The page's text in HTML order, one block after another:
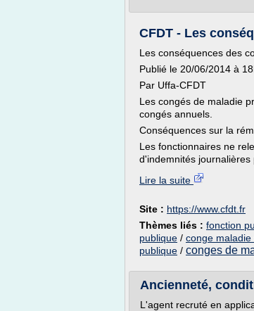
CFDT - Les
Les conséquences des
Publié le 20/06/2014 à
Par Uffa-CFDT
Les congés de maladie
congés annuels.
Conséquences sur la
Les fonctionnaires ne
d'indemnités journalières
Lire la suite
Site : https://www.cfdt.fr
Thèmes liés : fonction
publique / conge
publique / conges de
Ancienneté,
L'agent recruté en